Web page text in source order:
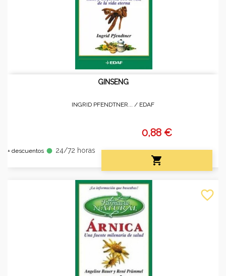
GINSENG
INGRID PFENDTNER... / EDAF
+ descuentos fiber_manual_record 24/72 horas
0,88 €

favorite_border